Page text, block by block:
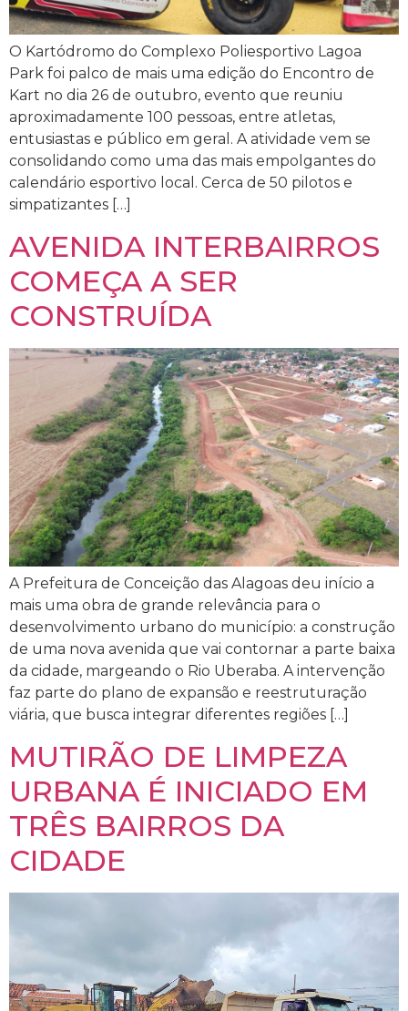
O Kartódromo do Complexo Poliesportivo Lagoa
Park foi palco de mais uma edição do Encontro de
Kart no dia 26 de outubro, evento que reuniu
aproximadamente 100 pessoas, entre atletas,
entusiastas e público em geral. A atividade vem se
consolidando como uma das mais empolgantes do
calendário esportivo local. Cerca de 50 pilotos e
simpatizantes […]
AVENIDA INTERBAIRROS
COMEÇA A SER
CONSTRUÍDA
A Prefeitura de Conceição das Alagoas deu início a
mais uma obra de grande relevância para o
desenvolvimento urbano do município: a construção
de uma nova avenida que vai contornar a parte baixa
da cidade, margeando o Rio Uberaba. A intervenção
faz parte do plano de expansão e reestruturação
viária, que busca integrar diferentes regiões […]
MUTIRÃO DE LIMPEZA
URBANA É INICIADO EM
TRÊS BAIRROS DA
CIDADE